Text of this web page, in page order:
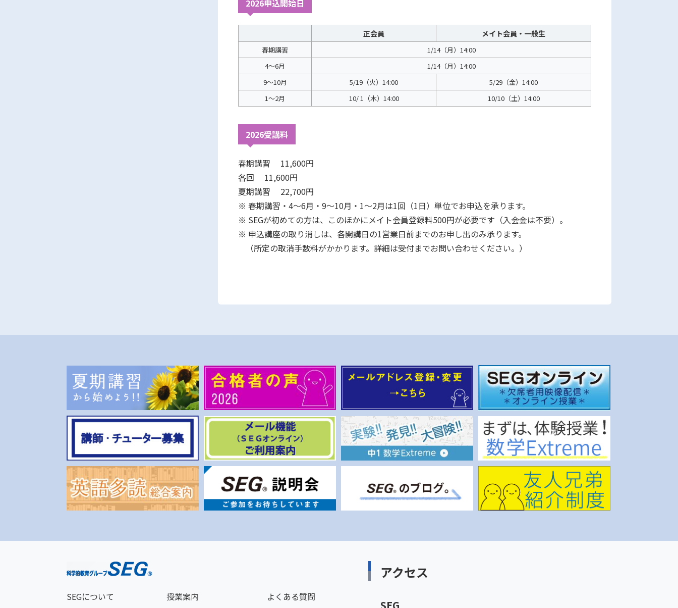
2026申込開始日
正会員 メイト会員・一般生
春期講習
1/14（月）14:00
4～6月
1/14（月）14:00
9～10月
5/19（火）14:00
5/29（金）14:00
1～2月
10/ 1（木）14:00 10/10（土）14:00
2026受講料
春期講習 11,600円
各回 11,600円
夏期講習 22,700円
※ 春期講習・4～6月・9～10月・1～2月は1回（1日）単位でお申込を承ります。
※ SEGが初めての方は、このほかにメイト会員登録料500円が必要です（入会金は不要）。
※ 申込講座の取り消しは、各開講日の1営業日前までのお申し出のみ承ります。
（所定の取消手数料がかかります。詳細は受付までお問い合わせください。）
SEGについて 授業案内 よくある質問
アクセス
SEG